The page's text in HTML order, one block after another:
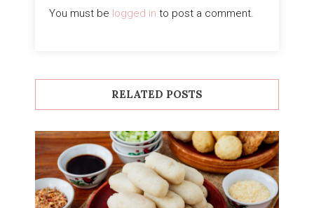
You must be logged in to post a comment.
RELATED POSTS